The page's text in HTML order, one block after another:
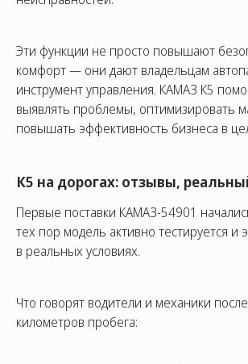
Эти функции не просто повышают
комфорт — они дают владельцам
инструмент управления. КАМАЗ К5
выявлять проблемы, оптимизировать
повышать эффективность бизнеса в
К5 на дорогах: отзывы,
Первые поставки КАМАЗ-54901
тех пор модель активно тестируется и
в реальных условиях.
Что говорят водители и механики
километров пробега: